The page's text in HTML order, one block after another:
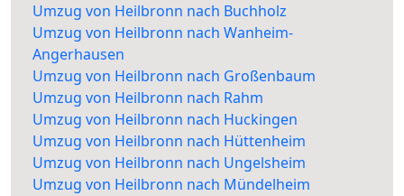
Umzug von Heilbronn nach Buchholz
Umzug von Heilbronn nach Wanheim-
Angerhausen
Umzug von Heilbronn nach Großenbaum
Umzug von Heilbronn nach Rahm
Umzug von Heilbronn nach Huckingen
Umzug von Heilbronn nach Hüttenheim
Umzug von Heilbronn nach Ungelsheim
Umzug von Heilbronn nach Mündelheim